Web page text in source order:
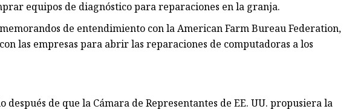
equipos de diagnóstico para reparaciones en la granja.
de entendimiento con la American Farm Bureau Federation,
las empresas para abrir las reparaciones de computadoras a los
después de que la Cámara de Representantes de EE. UU. propusiera la